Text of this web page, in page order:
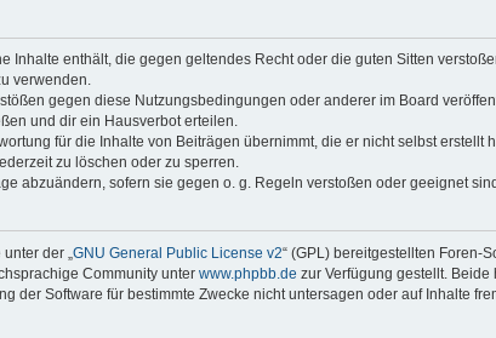
Inhalte enthält, die gegen geltendes Recht oder die guten Sitten
verwenden.
gegen diese Nutzungsbedingungen oder anderer im Board
und dir ein Hausverbot erteilen.
für die Inhalte von Beiträgen übernimmt, die er nicht selbst
zu löschen oder zu sperren.
abzuändern, sofern sie gegen o. g. Regeln verstoßen oder geeignet
der „ GNU General Public License v2“ (GPL) bereitgestellten Foren-
Community unter www.phpbb.de zur Verfügung gestellt.
der Software für bestimmte Zwecke nicht untersagen oder auf Inhalte